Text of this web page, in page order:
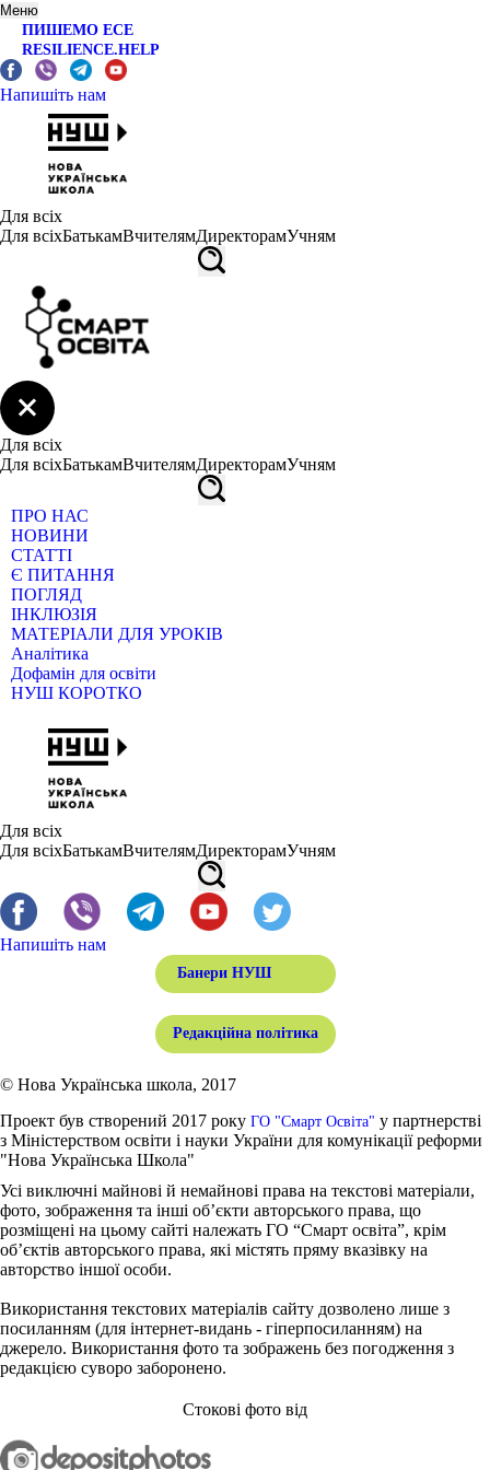
Меню
ПИШЕМО ЕСЕ
RESILIENCE.HELP
Напишіть нам
Для всіх
Для всіхБатькамВчителямДиректорамУчням
Для всіх
Для всіхБатькамВчителямДиректорамУчням
ПРО НАС
НОВИНИ
СТАТТІ
Є ПИТАННЯ
ПОГЛЯД
ІНКЛЮЗІЯ
МАТЕРІАЛИ ДЛЯ УРОКІВ
Аналітика
Дофамін для освіти
НУШ КОРОТКО
Для всіх
Для всіхБатькамВчителямДиректорамУчням
Напишіть нам
Банери НУШ
Редакційна політика
© Нова Українська школа, 2017
Проект був створений 2017 року ГО "Смарт Освіта" у партнерстві
з Міністерством освіти і науки України для комунікації реформи
"Нова Українська Школа"
Усі виключні майнові й немайнові права на текстові матеріали,
фото, зображення та інші об’єкти авторського права, що
розміщені на цьому сайті належать ГО “Смарт освіта”, крім
об’єктів авторського права, які містять пряму вказівку на
авторство іншої особи.
Використання текстових матеріалів сайту дозволено лише з
посиланням (для інтернет-видань - гіперпосиланням) на
джерело. Використання фото та зображень без погодження з
редакцією суворо заборонено.
Стокові фото від